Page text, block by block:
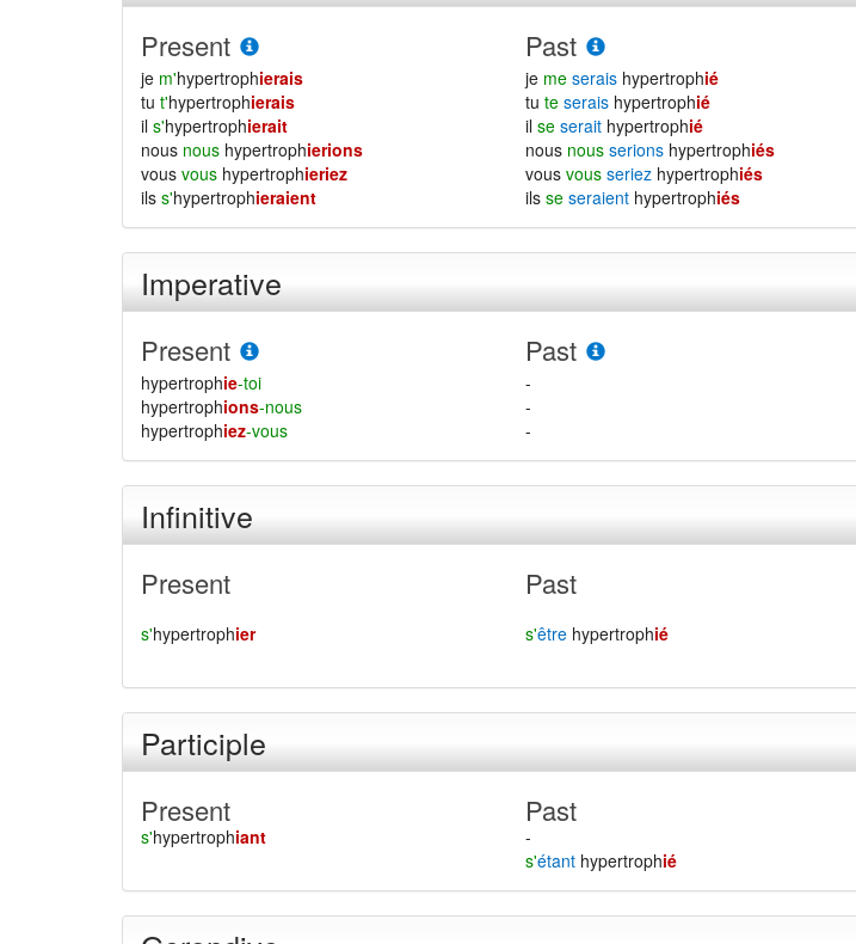
Present
je m'hypertrophierais
tu t'hypertrophierais
il s'hypertrophierait
nous nous hypertrophierions
vous vous hypertrophieriez
ils s'hypertrophieraient
Past
je meserais hypertrophié
tuteserais hypertrophié
ilseserait hypertrophié
nous nousserions hypertrophiés
vousvousseriez hypertrophiés
ilsseseraient hypertrophiés
Imperative
Present
hypertrophie-toi
hypertrophions-nous
hypertrophiez-vous
Past
-
-
-
Infinitive
Present
s'hypertrophier
Past
s'être hypertrophié
Participle
Present
s'hypertrophiant
Past
-
s'étant hypertrophié